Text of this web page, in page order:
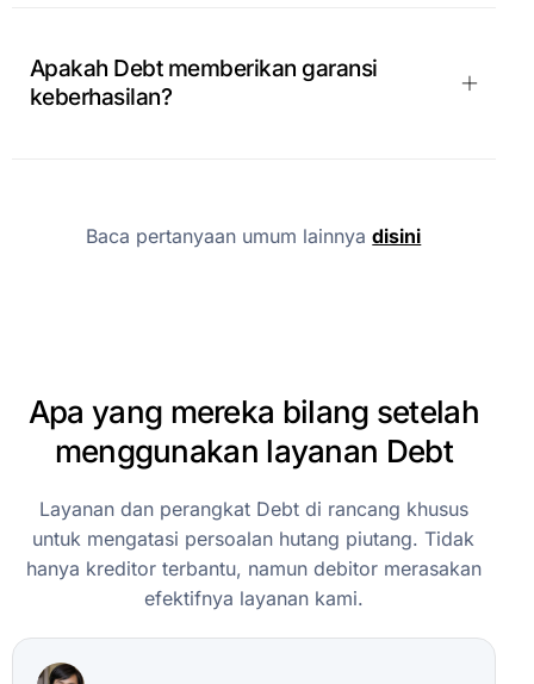
Apakah Debt memberikan garansi
keberhasilan?
Baca pertanyaan umum lainnyadisini
Apa yang mereka bilang setelah
menggunakan layanan Debt
Layanan dan perangkat Debt di rancang khusus
untuk mengatasi persoalan hutang piutang. Tidak
hanya kreditor terbantu, namun debitor merasakan
efektifnya layanan kami.